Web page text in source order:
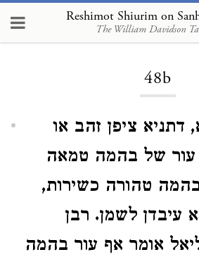
Reshimot Shiurim on
The William Davidson
Loading...
48b
דתניא ציפן זהב או
עור של בהמה טמאה
טהורה כשירות,
עיבדן לשמן. רבן
אומר אף עור בהמה